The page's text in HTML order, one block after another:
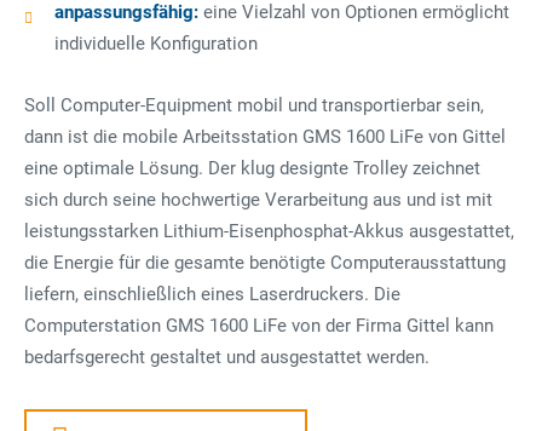
anpassungsfähig: eine Vielzahl von Optionen ermöglicht
individuelle Konfiguration
Soll Computer-Equipment mobil und transportierbar sein,
dann ist die mobile Arbeitsstation GMS 1600 LiFe von Gittel
eine optimale Lösung. Der klug designte Trolley zeichnet
sich durch seine hochwertige Verarbeitung aus und ist mit
leistungsstarken Lithium-Eisenphosphat-Akkus ausgestattet,
die Energie für die gesamte benötigte Computerausstattung
liefern, einschließlich eines Laserdruckers. Die
Computerstation GMS 1600 LiFe von der Firma Gittel kann
bedarfsgerecht gestaltet und ausgestattet werden.